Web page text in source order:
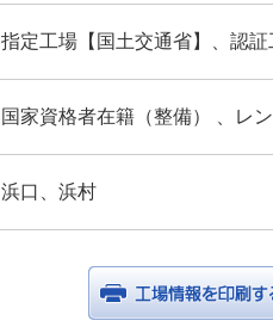
指定工場【国土交通省】、認
国家資格者在籍（整備） 、レ
浜口、浜村